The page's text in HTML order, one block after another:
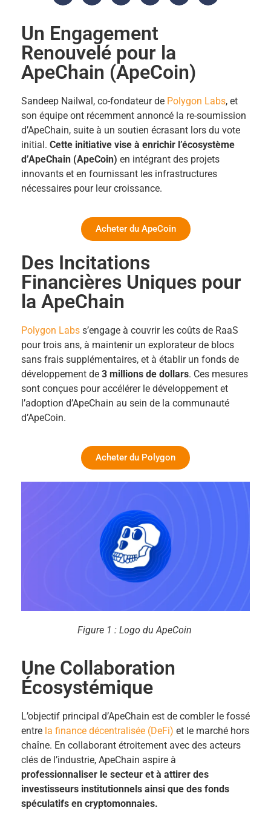
Un Engagement
Renouvelé pour la
ApeChain (ApeCoin)
Sandeep Nailwal, co-fondateur de Polygon Labs, et
son équipe ont récemment annoncé la re-soumission
d’ApeChain, suite à un soutien écrasant lors du vote
initial. Cette initiative vise à enrichir l’écosystème
d’ApeChain (ApeCoin) en intégrant des projets
innovants et en fournissant les infrastructures
nécessaires pour leur croissance.
Acheter du ApeCoin
Des Incitations
Financières Uniques pour
la ApeChain
Polygon Labs s’engage à couvrir les coûts de RaaS
pour trois ans, à maintenir un explorateur de blocs
sans frais supplémentaires, et à établir un fonds de
développement de 3 millions de dollars. Ces mesures
sont conçues pour accélérer le développement et
l’adoption d’ApeChain au sein de la communauté
d’ApeCoin.
Acheter du Polygon
Figure 1 : Logo du ApeCoin
Une Collaboration
Écosystémique
L’objectif principal d’ApeChain est de combler le fossé
entre la finance décentralisée (DeFi) et le marché hors
chaîne. En collaborant étroitement avec des acteurs
clés de l’industrie, ApeChain aspire à
professionnaliser le secteur et à attirer des
investisseurs institutionnels ainsi que des fonds
spéculatifs en cryptomonnaies.